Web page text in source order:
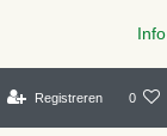
Info
Registreren 0